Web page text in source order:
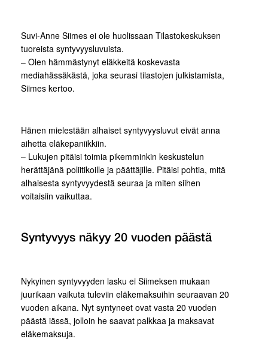
Suvi-Anne Siimes ei ole huolissaan Tilastokeskuksen
tuoreista syntyvyysluvuista.
– Olen hämmästynyt eläkkeitä koskevasta
mediahässäkästä, joka seurasi tilastojen julkistamista,
Siimes kertoo.
Hänen mielestään alhaiset syntyvyysluvut eivät anna
aihetta eläkepaniikkiin.
– Lukujen pitäisi toimia pikemminkin keskustelun
herättäjänä poliitikoille ja päättäjille. Pitäisi pohtia, mitä
alhaisesta syntyvyydestä seuraa ja miten siihen
voitaisiin vaikuttaa.
Syntyvyys näkyy 20 vuoden päästä
Nykyinen syntyvyyden lasku ei Siimeksen mukaan
juurikaan vaikuta tuleviin eläkemaksuihin seuraavan 20
vuoden aikana. Nyt syntyneet ovat vasta 20 vuoden
päästä iässä, jolloin he saavat palkkaa ja maksavat
eläkemaksuja.